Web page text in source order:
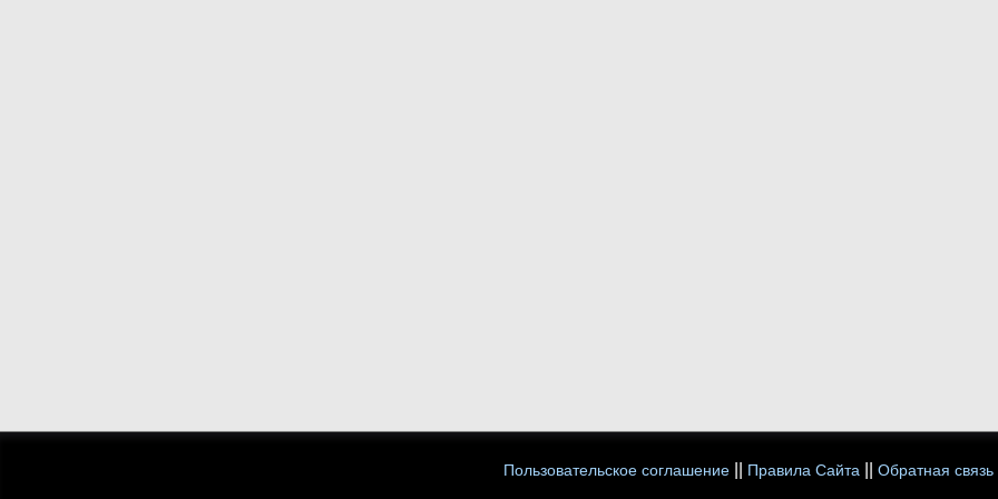
Пользовательское соглашение Правила Сайта Обратная связь